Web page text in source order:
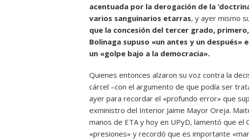
acentuada por la derogación de la
varios sanguinarios etarras, y ayer mismo
que la concesión del tercer grado,
Bolinaga supuso «un antes y un
un «golpe bajo a la democracia».
Quienes entonces alzaron su voz contra la
cárcel –con el argumento de que podía ser
ayer para recordar el «profundo error» que
exministro del Interior Jaime Mayor Oreja.
manos de ETA y hoy en UPyD, lamentó que
«presiones» y recordó que es importante